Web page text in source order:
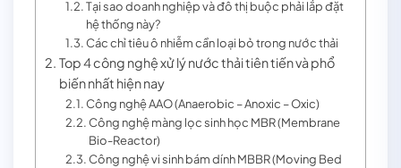
Tại sao doanh nghiệp và đô thị buộc phải lắp đặt
hệ thống này?
Các chỉ tiêu ô nhiễm cần loại bỏ trong nước thải
Top 4 công nghệ xử lý nước thải tiên tiến và phổ
biến nhất hiện nay
Công nghệ AAO (Anaerobic – Anoxic – Oxic)
Công nghệ màng lọc sinh học MBR (Membrane
Bio-Reactor)
Công nghệ vi sinh bám dính MBBR (Moving Bed